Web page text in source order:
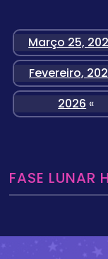
Março 25,
Fevereiro,
2026 «
FASE LUNAR